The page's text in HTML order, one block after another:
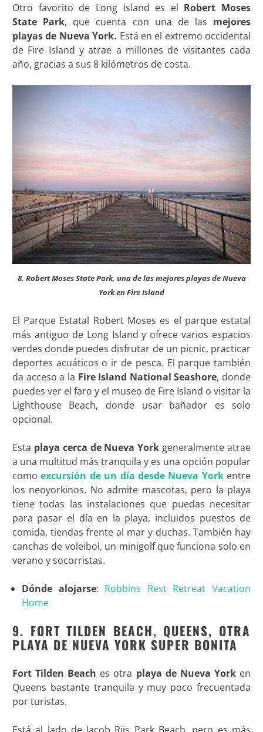
Otro favorito de Long Island es el Robert Moses
State Park, que cuenta con una de las mejores
playas de Nueva York. Está en el extremo occidental
de Fire Island y atrae a millones de visitantes cada
año, gracias a sus 8 kilómetros de costa.
8. Robert Moses State Park, una de las mejores playas de Nueva
York en Fire Island
El Parque Estatal Robert Moses es el parque estatal
más antiguo de Long Island y ofrece varios espacios
verdes donde puedes disfrutar de un picnic, practicar
deportes acuáticos o ir de pesca. El parque también
da acceso a la Fire Island National Seashore, donde
puedes ver el faro y el museo de Fire Island o visitar la
Lighthouse Beach, donde usar bañador es solo
opcional.
Esta playa cerca de Nueva York generalmente atrae
a una multitud más tranquila y es una opción popular
comoexcursión de un día desde Nueva Yorkentre
los neoyorkinos. No admite mascotas, pero la playa
tiene todas las instalaciones que puedas necesitar
para pasar el día en la playa, incluidos puestos de
comida, tiendas frente al mar y duchas. También hay
canchas de voleibol, un minigolf que funciona solo en
verano y socorristas.
Dónde alojarse: Robbins Rest Retreat Vacation
Home
9. FORT TILDEN BEACH, QUEENS, OTRA
PLAYA DE NUEVA YORK SUPER BONITA
Fort Tilden Beach es otra playa de Nueva York en
Queens bastante tranquila y muy poco frecuentada
por turistas.